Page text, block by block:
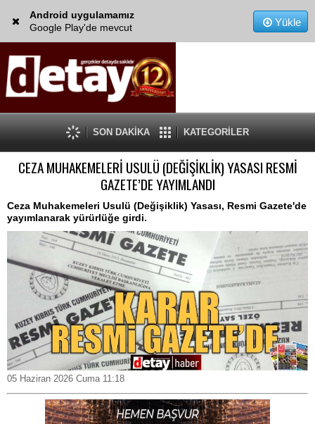
Android uygulamamız
Google Play'de mevcut
Yükle
SON DAKİKA KATEGORİLER
CEZA MUHAKEMELERİ USULÜ (DEĞİŞİKLİK) YASASI RESMİ
GAZETE’DE YAYIMLANDI
Ceza Muhakemeleri Usulü (Değişiklik) Yasası, Resmi Gazete'de
yayımlanarak yürürlüğe girdi.
05 Haziran 2026 Cuma 11:18